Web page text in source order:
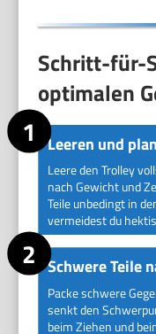
Schritt-für-
optimalen
Leeren und
Leere den Trolley
nach Gewicht und
Teile unbedingt in
vermeidest du
Schwere Teile
Packe schwere
senkt den
beim Ziehen und